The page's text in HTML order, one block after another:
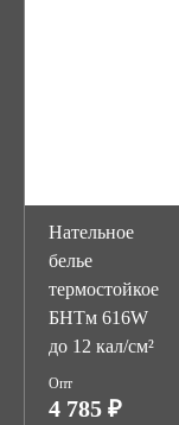
Нательное
белье
термостойкое
БНТм 616W
до 12 кал/см²
Опт
4 785 ₽